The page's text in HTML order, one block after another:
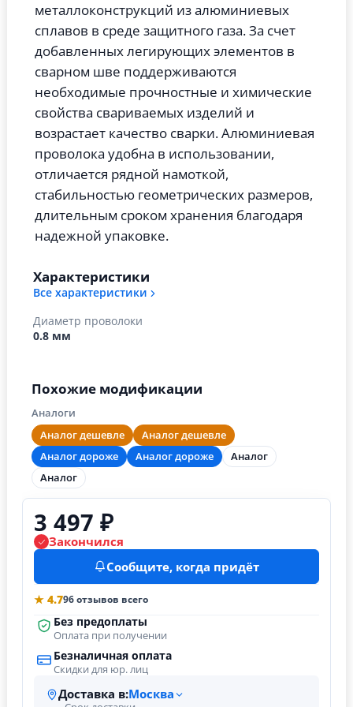
Похожие модификации
Аналоги
Аналог дешевле
Аналог дешевле
Аналог дороже
Аналог дороже
Аналог
Аналог
металлоконструкций из алюминиевых
сплавов в среде защитного газа. За счет
добавленных легирующих элементов в
сварном шве поддерживаются
необходимые прочностные и химические
свойства свариваемых изделий и
возрастает качество сварки. Алюминиевая
проволока удобна в использовании,
отличается рядной намоткой,
стабильностью геометрических размеров,
длительным сроком хранения благодаря
надежной упаковке.
Характеристики
Все характеристики
Диаметр проволоки
0.8 мм
3 497 ₽
Закончился
Сообщите, когда придёт
★ 4.796 отзывов всего
Без предоплаты
Оплата при получении
Безналичная оплата
Скидки для юр. лиц
Доставка в:Москва